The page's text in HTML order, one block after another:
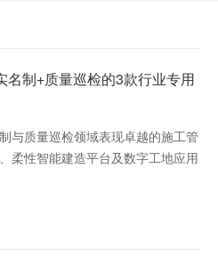
名制+质量巡检的3款行业专用
与质量巡检领域表现卓越的施工管
性智能建造平台及数字工地应用
建筑企业实现数字化转型与工程高